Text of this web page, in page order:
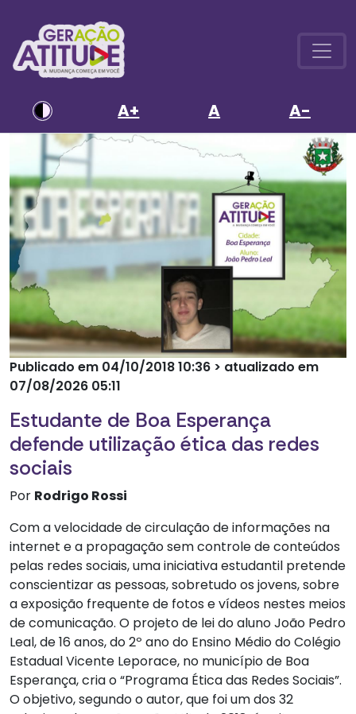
A+ A A-
Publicado em 04/10/2018 10:36 > atualizado em
07/08/2026 05:11
Estudante de Boa Esperança
defende utilização ética das redes
sociais
Por Rodrigo Rossi
Com a velocidade de circulação de informações na
internet e a propagação sem controle de conteúdos
pelas redes sociais, uma iniciativa estudantil pretende
conscientizar as pessoas, sobretudo os jovens, sobre
a exposição frequente de fotos e vídeos nestes meios
de comunicação. O projeto de lei do aluno João Pedro
Leal, de 16 anos, do 2º ano do Ensino Médio do Colégio
Estadual Vicente Leporace, no município de Boa
Esperança, cria o “Programa Ética das Redes Sociais”.
O objetivo, segundo o autor, que foi um dos 32